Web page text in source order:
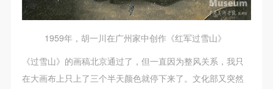
1959年，胡一川在广州家中创作《红军过雪山》
《过雪山》的画稿北京通过了，但一直因为整风关系，我只
在大画布上只上了三个半天颜色就停下来了。文化部又突然